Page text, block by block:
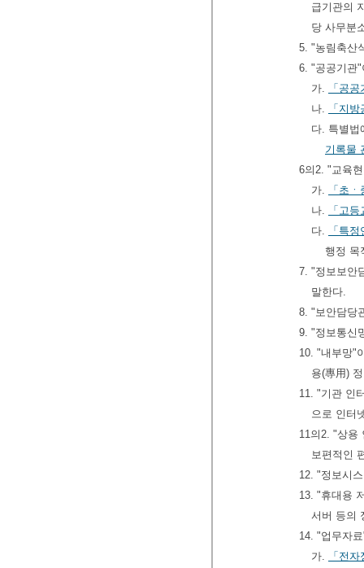
급기관의
당 사무분
5. "농림축산
6. "공공기관
가.
「공
나.
「지
다. 특별
기록물
6의2. "교육
가.
「초
나.
「고
다.
「특
행정 목
7. "정보보안
말한다.
8. "보안담당
9. "정보통신
10. "내부망"
용(專用)
11. "기관 인
으로 인터
11의2. "상용
보편적인
12. "정보시
13. "휴대용
서버 등의
14. "업무자
가.
「전